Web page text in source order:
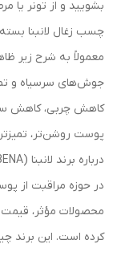
بشویید و از تونر یا
چسب زغال لانبنا
معمولاً به شرح زیر
جوش‌های سرسیاه و
کاهش چربی، کاهش
پوست روشن‌تر،
در حوزه مراقبت از
محصولات مؤثر،
کرده است. این برند